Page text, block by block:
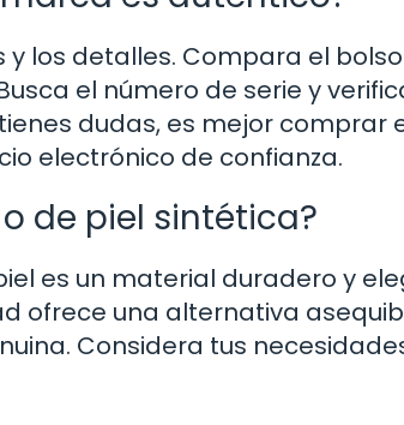
los detalles. Compara el
el número de serie y
dudas, es mejor comprar
electrónico de confianza.
de piel sintética?
es un material duradero y
ofrece una alternativa
Considera tus